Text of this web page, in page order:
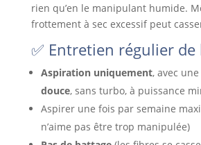
rien qu’en le manipulant humide.
frottement à sec excessif peut
✅ Entretien régulier de
Aspiration uniquement, avec
douce, sans turbo, à puissance
Aspirer une fois par semaine
n’aime pas être trop manipulée)